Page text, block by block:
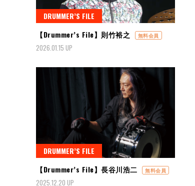
DRUMMER’S FILE
【Drummer’s File】則竹裕之
無料会員
2026.01.15 UP
DRUMMER’S FILE
【Drummer’s File】長谷川浩二
無料会員
2025.12.20 UP